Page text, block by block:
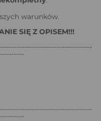
warunków.
SIĘ Z OPISEM!!!